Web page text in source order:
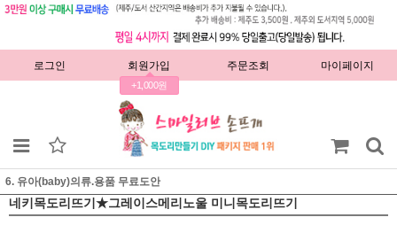
로그인 회원가입
+1,000원
주문조회 마이페이지
6. 유아(baby)의류.용품 무료도안
네키목도리뜨기★그레이스메리노울 미니목도리뜨기